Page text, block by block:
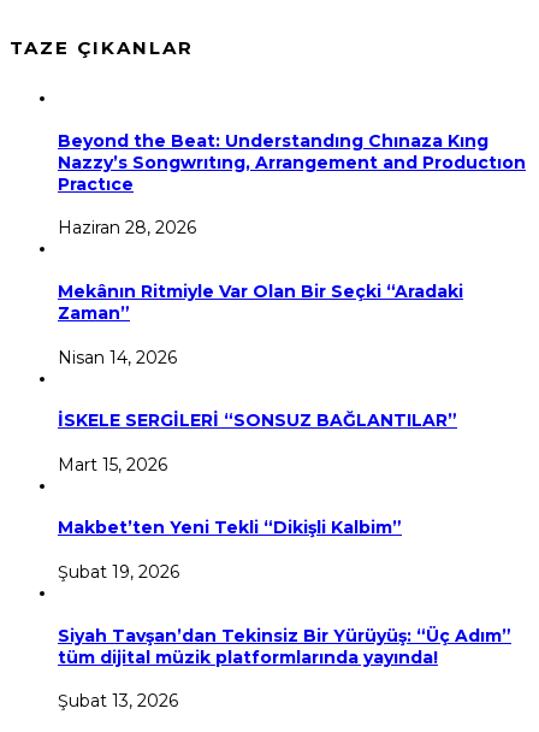
TAZE ÇIKANLAR
Beyond the Beat: Understandıng Chınaza Kıng
Nazzy’s Songwrıtıng, Arrangement and Productıon
Practıce
Haziran 28, 2026
Mekânın Ritmiyle Var Olan Bir Seçki “Aradaki
Zaman”
Nisan 14, 2026
İSKELE SERGİLERİ “SONSUZ BAĞLANTILAR”
Mart 15, 2026
Makbet’ten Yeni Tekli “Dikişli Kalbim”
Şubat 19, 2026
Siyah Tavşan’dan Tekinsiz Bir Yürüyüş: “Üç Adım”
tüm dijital müzik platformlarında yayında!
Şubat 13, 2026